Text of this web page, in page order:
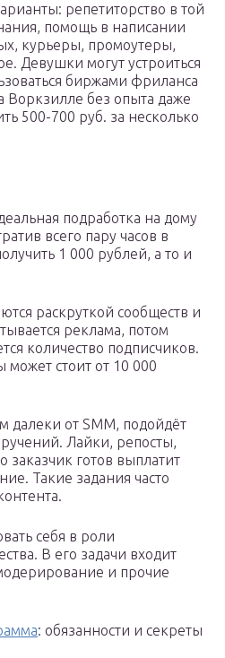
репетиторство в той
помощь в написании
курьеры, промоутеры,
Девушки могут устроиться
биржами фриланса
Воркзилле без опыта даже
500-700 руб. за несколько
подработка на дому
всего пару часов в
1 000 рублей, а то и
раскруткой сообществ и
реклама, потом
количество подписчиков.
стоит от 10 000
далеки от SMM, подойдёт
Лайки, репосты,
заказчик готов выплатит
Такие задания часто
себя в роли
В его задачи входит
и прочие
: обязанности и секреты